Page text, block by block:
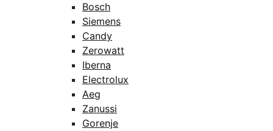
Bosch
Siemens
Candy
Zerowatt
Iberna
Electrolux
Aeg
Zanussi
Gorenje